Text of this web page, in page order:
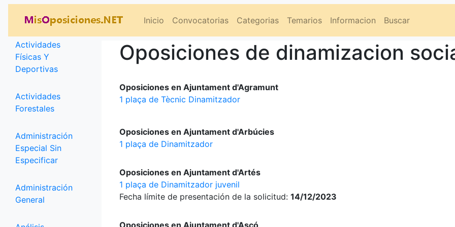
Inicio Convocatorias Categorias Temarios Informacion Buscar
Categorías
Actividades
Físicas Y
Deportivas
Actividades
Forestales
Administración
Especial Sin
Especificar
Administración
General
Oposiciones de dinamizacion
Oposiciones en Ajuntament d'Agramunt
1 plaça de Tècnic Dinamitzador
Oposiciones en Ajuntament d'Arbúcies
1 plaça de Dinamitzador
Oposiciones en Ajuntament d'Artés
1 plaça de Dinamitzador juvenil
Fecha límite de presentación de la solicitud: 14/12/2023
Oposiciones en Ajuntament d'Ascó